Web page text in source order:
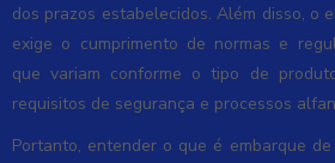
dos prazos estabelecidos. Além disso, o
exige o cumprimento de normas e
que variam conforme o tipo de
requisitos de segurança e processos
Portanto, entender o que é embarque